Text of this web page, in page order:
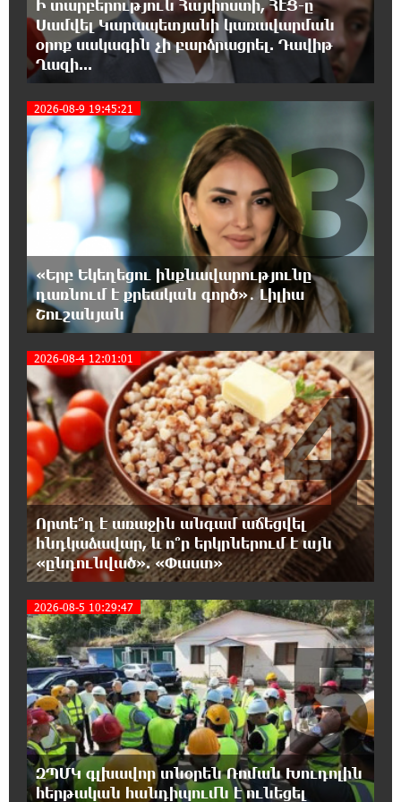
ՄԻՊ
20:51:38 8-08-2026
Զելենսկին ու Վուչիչը քննարկել են
համագործակցությունն ընդլայնելու
հնարավորությունները
20:33:21 8-08-2026
Հրդեհի ահազանգ Սայաթ-Նովա
պողոտայում. շենքից տարհանվել է 5
բնակիչ
20:14:36 8-08-2026
Ճապոնական Յակիշիմե կերամիկայի
ցուցահանդեսը երկարաձգվել է մինչև
օգոստոսի 30-ը
19:55:28 8-08-2026
Որոնվում է նախաձեռնված քրեական
վարույթի շրջանակներում
19:37:10 8-08-2026
Փաշինյանն ու Թրամփը հեռախոսազրույց
են ունեցել
19:19:12 8-08-2026
Չհանե´ս խաչդ, Հայաստան աշխարհ․ Ուժեղ
19:18:03 8-08-2026
Սիցիլիայի օդանավակայանը փակվել է
Էթնա հրաբխի ժայթքման պատճառով
19:16:13 8-08-2026
Հետվճարի փոխարեն՝ արժանապատիվ և
ֆիքսված թոշակ․ ինչու է գործող
համակարգը սոցիալական անարդարության խնդիր
Ի տարբերություն Հայփոստի, ՀԷՑ-ը
Սամվել Կարապետյանի կառավարման
օրոք սակագին չի բարձրացրել. Դավիթ
Ղազի...
2026-08-9 19:45:21
«Երբ Եկեղեցու ինքնավարությունը
դառնում է քրեական գործ»․ Լիլիա
Շուշանյան
3
2026-08-4 12:01:01
Որտե՞ղ է առաջին անգամ աճեցվել
հնդկաձավար, և ո՞ր երկրներում է այն
«ընդունված». «Փաստ»
4
2026-08-5 10:29:47
ԶՊՄԿ գլխավոր տնօրեն Ռոման Խուդոլին
հերթական հանդիպումն է ունեցել
5